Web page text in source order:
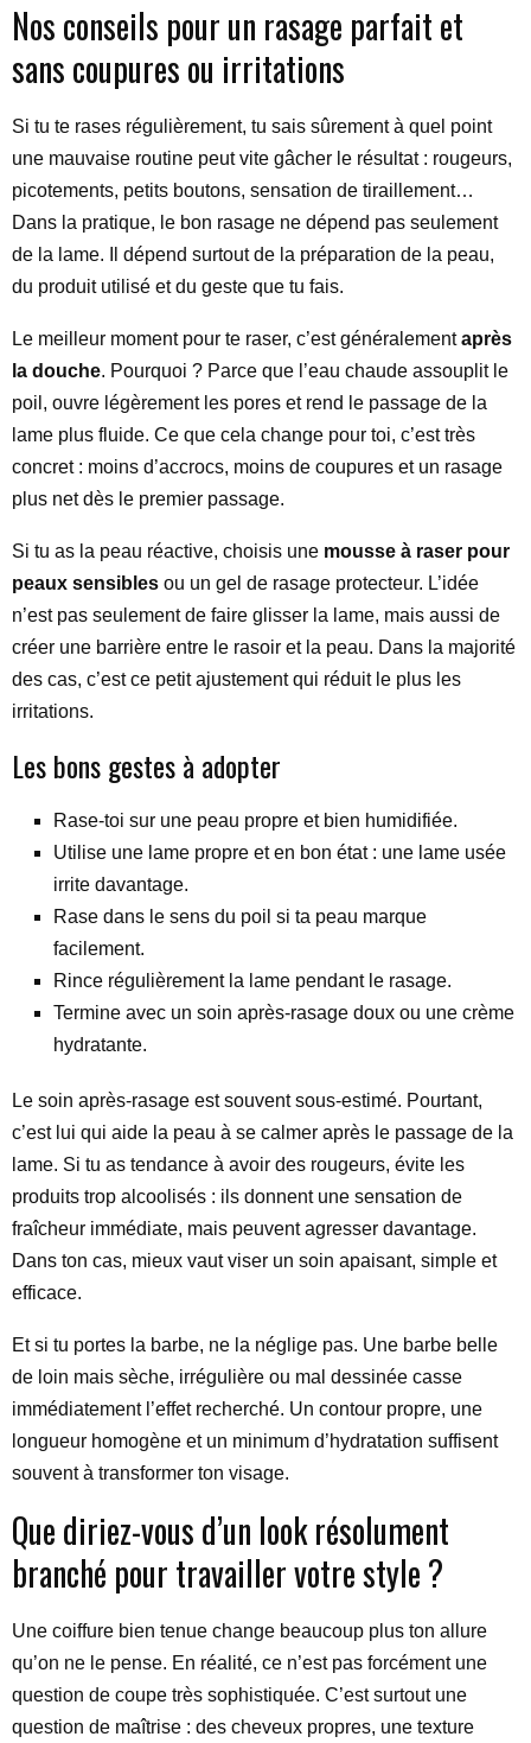
Nos conseils pour un rasage parfait et
sans coupures ou irritations
Si tu te rases régulièrement, tu sais sûrement à quel point
une mauvaise routine peut vite gâcher le résultat : rougeurs,
picotements, petits boutons, sensation de tiraillement…
Dans la pratique, le bon rasage ne dépend pas seulement
de la lame. Il dépend surtout de la préparation de la peau,
du produit utilisé et du geste que tu fais.
Le meilleur moment pour te raser, c’est généralementaprès
la douche. Pourquoi ? Parce que l’eau chaude assouplit le
poil, ouvre légèrement les pores et rend le passage de la
lame plus fluide. Ce que cela change pour toi, c’est très
concret : moins d’accrocs, moins de coupures et un rasage
plus net dès le premier passage.
Si tu as la peau réactive, choisis une mousse à raser pour
peaux sensibles ou un gel de rasage protecteur. L’idée
n’est pas seulement de faire glisser la lame, mais aussi de
créer une barrière entre le rasoir et la peau. Dans la majorité
des cas, c’est ce petit ajustement qui réduit le plus les
irritations.
Les bons gestes à adopter
Rase-toi sur une peau propre et bien humidifiée.
Utilise une lame propre et en bon état : une lame usée
irrite davantage.
Rase dans le sens du poil si ta peau marque
facilement.
Rince régulièrement la lame pendant le rasage.
Termine avec un soin après-rasage doux ou une crème
hydratante.
Le soin après-rasage est souvent sous-estimé. Pourtant,
c’est lui qui aide la peau à se calmer après le passage de la
lame. Si tu as tendance à avoir des rougeurs, évite les
produits trop alcoolisés : ils donnent une sensation de
fraîcheur immédiate, mais peuvent agresser davantage.
Dans ton cas, mieux vaut viser un soin apaisant, simple et
efficace.
Et si tu portes la barbe, ne la néglige pas. Une barbe belle
de loin mais sèche, irrégulière ou mal dessinée casse
immédiatement l’effet recherché. Un contour propre, une
longueur homogène et un minimum d’hydratation suffisent
souvent à transformer ton visage.
Que diriez-vous d’un look résolument
branché pour travailler votre style ?
Une coiffure bien tenue change beaucoup plus ton allure
qu’on ne le pense. En réalité, ce n’est pas forcément une
question de coupe très sophistiquée. C’est surtout une
question de maîtrise : des cheveux propres, une texture